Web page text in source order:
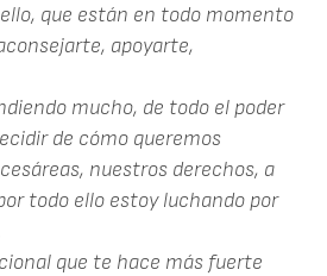
que están en todo momento
apoyarte,
mucho, de todo el poder
de cómo queremos
nuestros derechos, a
todo ello estoy luchando por
que te hace más fuerte